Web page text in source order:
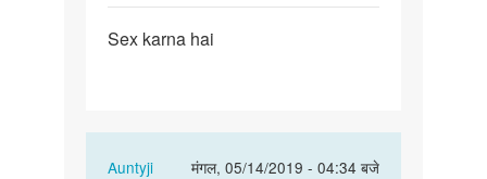
Sex
Sex karna hai
Auntyji
मंगल, 05/14/2019 - 04:34 बजे
In